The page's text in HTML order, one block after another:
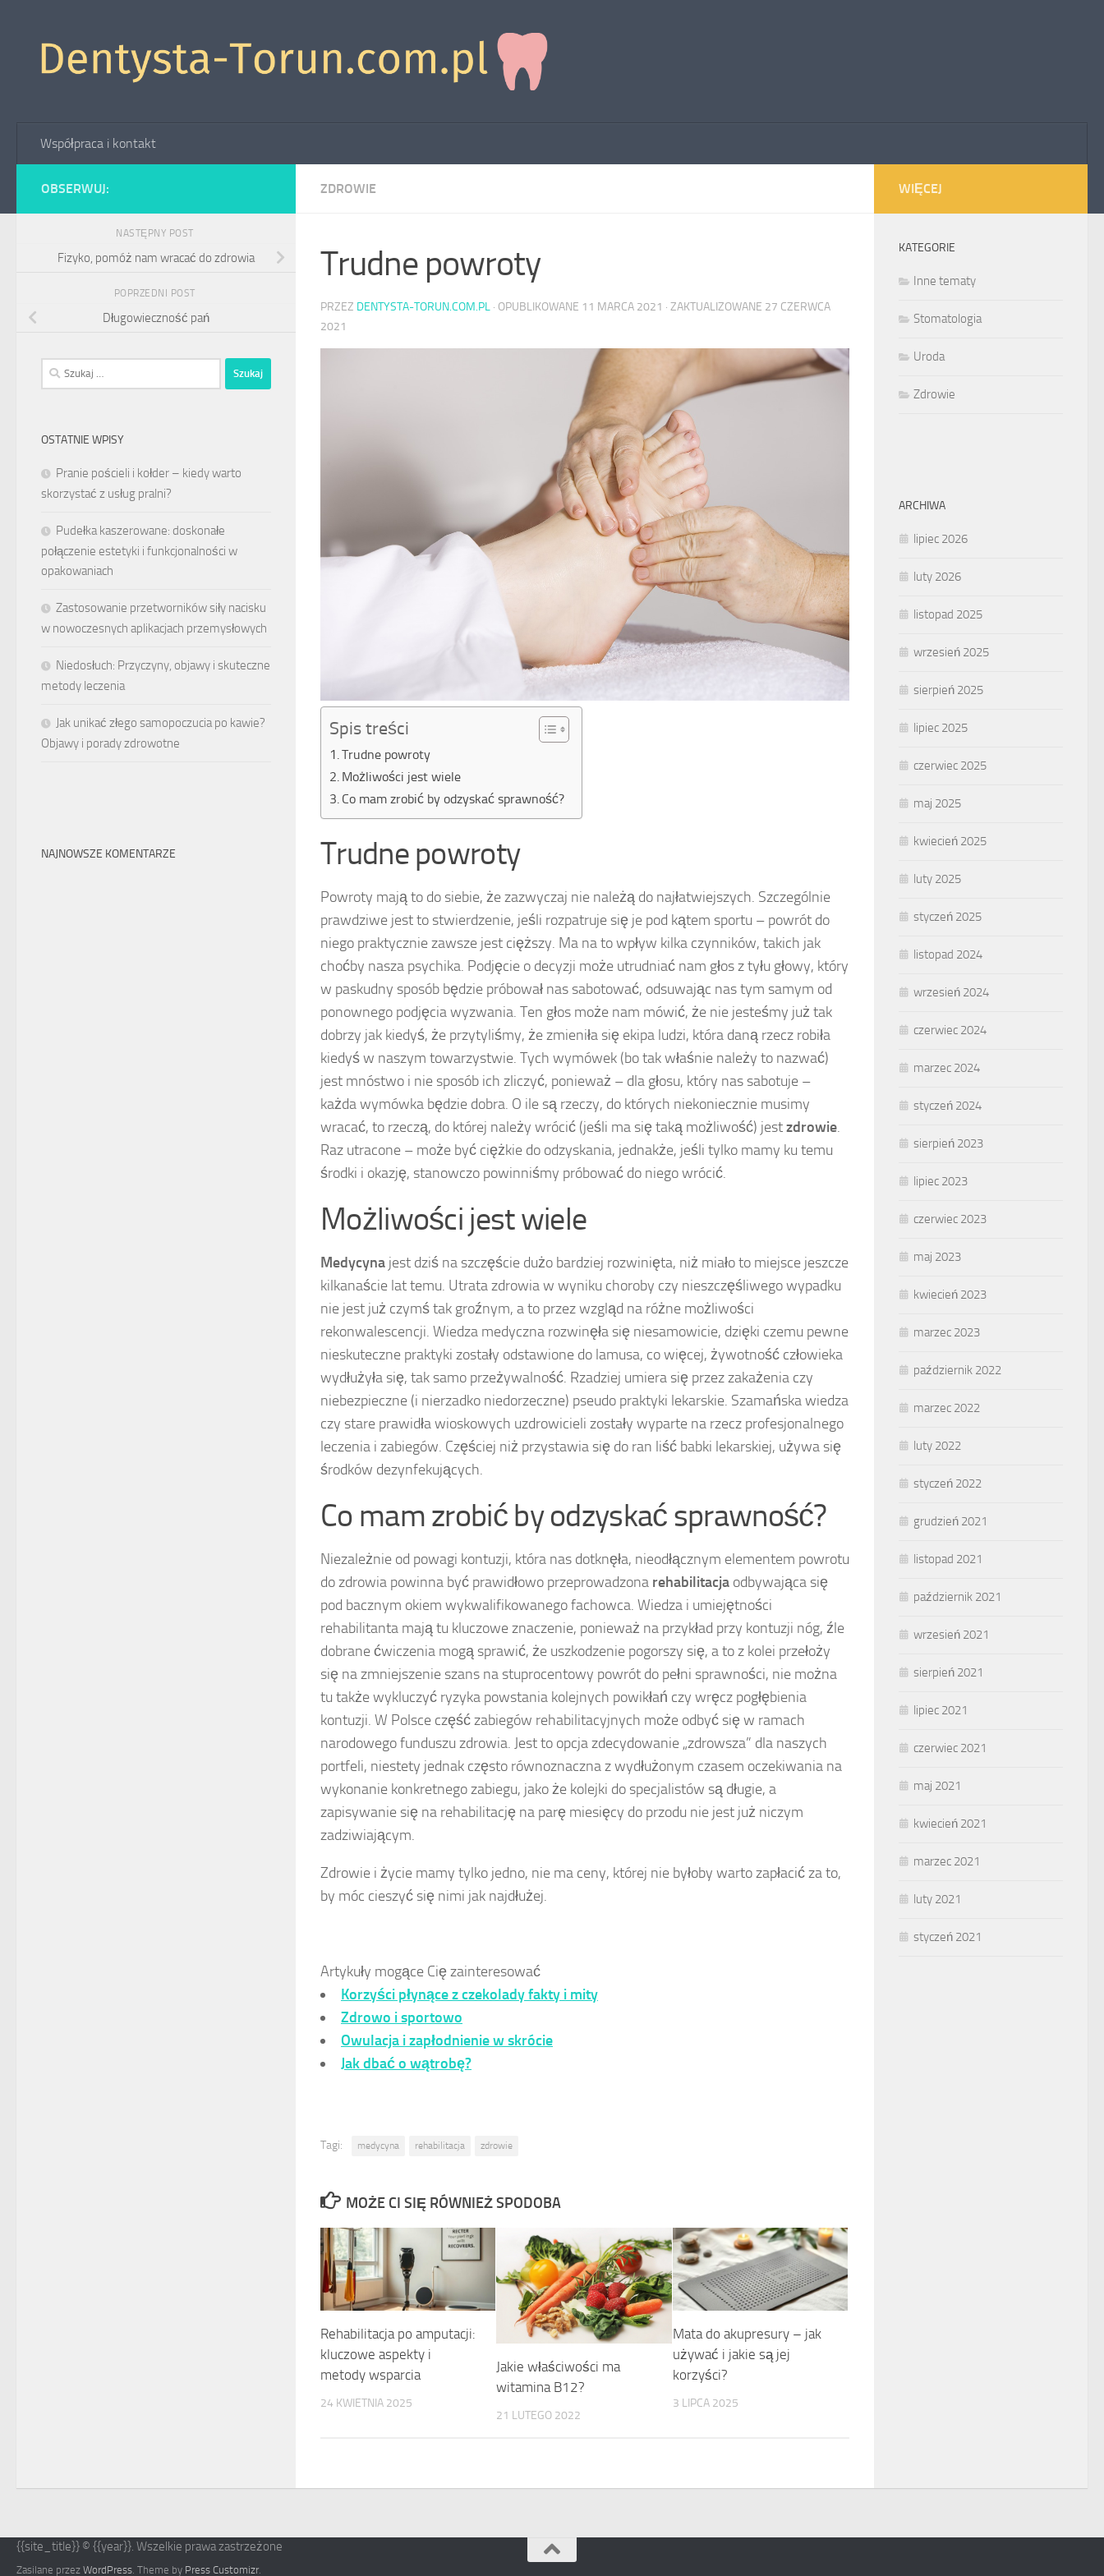
Współpraca i kontakt
ZDROWIE
Trudne powroty
PRZEZ DENTYSTA-TORUN.COM.PL · OPUBLIKOWANE 11 MARCA 2021 · ZAKTUALIZOWANE 27 CZERWCA
2021
Spis treści
Trudne powroty
Możliwości jest wiele
Co mam zrobić by odzyskać sprawność?
Trudne powroty
Powroty mają to do siebie, że zazwyczaj nie należą do najłatwiejszych. Szczególnie
prawdziwe jest to stwierdzenie, jeśli rozpatruje się je pod kątem sportu – powrót do
niego praktycznie zawsze jest cięższy. Ma na to wpływ kilka czynników, takich jak
choćby nasza psychika. Podjęcie o decyzji może utrudniać nam głos z tyłu głowy, który
w paskudny sposób będzie próbował nas sabotować, odsuwając nas tym samym od
ponownego podjęcia wyzwania. Ten głos może nam mówić, że nie jesteśmy już tak
dobrzy jak kiedyś, że przytyliśmy, że zmieniła się ekipa ludzi, która daną rzecz robiła
kiedyś w naszym towarzystwie. Tych wymówek (bo tak właśnie należy to nazwać)
jest mnóstwo i nie sposób ich zliczyć, ponieważ – dla głosu, który nas sabotuje –
każda wymówka będzie dobra. O ile są rzeczy, do których niekoniecznie musimy
wracać, to rzeczą, do której należy wrócić (jeśli ma się taką możliwość) jestzdrowie.
Raz utracone – może być ciężkie do odzyskania, jednakże, jeśli tylko mamy ku temu
środki i okazję, stanowczo powinniśmy próbować do niego wrócić.
Możliwości jest wiele
Medycyna jest dziś na szczęście dużo bardziej rozwinięta, niż miało to miejsce jeszcze
kilkanaście lat temu. Utrata zdrowia w wyniku choroby czy nieszczęśliwego wypadku
nie jest już czymś tak groźnym, a to przez wzgląd na różne możliwości
rekonwalescencji. Wiedza medyczna rozwinęła się niesamowicie, dzięki czemu pewne
nieskuteczne praktyki zostały odstawione do lamusa, co więcej, żywotność człowieka
wydłużyła się, tak samo przeżywalność. Rzadziej umiera się przez zakażenia czy
niebezpieczne (i nierzadko niedorzeczne) pseudo praktyki lekarskie. Szamańska wiedza
czy stare prawidła wioskowych uzdrowicieli zostały wyparte na rzecz profesjonalnego
leczenia i zabiegów. Częściej niż przystawia się do ran liść babki lekarskiej, używa się
środków dezynfekujących.
Co mam zrobić by odzyskać sprawność?
Niezależnie od powagi kontuzji, która nas dotknęła, nieodłącznym elementem powrotu
do zdrowia powinna być prawidłowo przeprowadzona rehabilitacja odbywająca się
pod bacznym okiem wykwalifikowanego fachowca. Wiedza i umiejętności
rehabilitanta mają tu kluczowe znaczenie, ponieważ na przykład przy kontuzji nóg, źle
dobrane ćwiczenia mogą sprawić, że uszkodzenie pogorszy się, a to z kolei przełoży
się na zmniejszenie szans na stuprocentowy powrót do pełni sprawności, nie można
tu także wykluczyć ryzyka powstania kolejnych powikłań czy wręcz pogłębienia
kontuzji. W Polsce część zabiegów rehabilitacyjnych może odbyć się w ramach
narodowego funduszu zdrowia. Jest to opcja zdecydowanie „zdrowsza” dla naszych
portfeli, niestety jednak często równoznaczna z wydłużonym czasem oczekiwania na
wykonanie konkretnego zabiegu, jako że kolejki do specjalistów są długie, a
zapisywanie się na rehabilitację na parę miesięcy do przodu nie jest już niczym
zadziwiającym.
Zdrowie i życie mamy tylko jedno, nie ma ceny, której nie byłoby warto zapłacić za to,
by móc cieszyć się nimi jak najdłużej.
Artykuły mogące Cię zainteresować
Korzyści płynące z czekolady fakty i mity
Zdrowo i sportowo
Owulacja i zapłodnienie w skrócie
Jak dbać o wątrobę?
Tagi: medycyna rehabilitacja zdrowie
MOŻE CI SIĘ RÓWNIEŻ SPODOBA
Rehabilitacja po amputacji:
kluczowe aspekty i
metody wsparcia
24 KWIETNIA 2025
Jakie właściwości ma
witamina B12?
21 LUTEGO 2022
Mata do akupresury – jak
używać i jakie są jej
korzyści?
3 LIPCA 2025
OBSERWUJ:
NASTĘPNY POST
Fizyko, pomóż nam wracać do zdrowia
POPRZEDNI POST
Długowieczność pań
Szukaj:
OSTATNIE WPISY
Pranie pościeli i kołder – kiedy warto
skorzystać z usług pralni?
Pudełka kaszerowane: doskonałe
połączenie estetyki i funkcjonalności w
opakowaniach
Zastosowanie przetworników siły nacisku
w nowoczesnych aplikacjach przemysłowych
Niedosłuch: Przyczyny, objawy i skuteczne
metody leczenia
Jak unikać złego samopoczucia po kawie?
Objawy i porady zdrowotne
NAJNOWSZE KOMENTARZE
WIĘCEJ
KATEGORIE
Inne tematy
Stomatologia
Uroda
Zdrowie
ARCHIWA
lipiec 2026
luty 2026
listopad 2025
wrzesień 2025
sierpień 2025
lipiec 2025
czerwiec 2025
maj 2025
kwiecień 2025
luty 2025
styczeń 2025
listopad 2024
wrzesień 2024
czerwiec 2024
marzec 2024
styczeń 2024
sierpień 2023
lipiec 2023
czerwiec 2023
maj 2023
kwiecień 2023
marzec 2023
październik 2022
marzec 2022
luty 2022
styczeń 2022
grudzień 2021
listopad 2021
październik 2021
wrzesień 2021
sierpień 2021
lipiec 2021
czerwiec 2021
maj 2021
kwiecień 2021
marzec 2021
luty 2021
styczeń 2021
{{site_title}} © {{year}}. Wszelkie prawa zastrzeżone
Zasilane przez WordPress . Theme by Press Customizr.